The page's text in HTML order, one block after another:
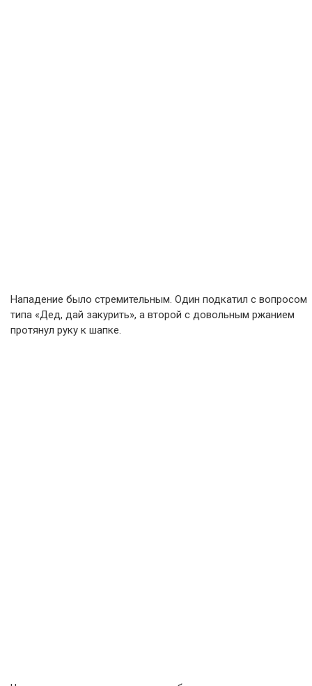
Нападение было стремительным. Один подкатил с вопросом
типа «Дед, дай закурить», а второй с довольным ржанием
протянул руку к шапке.